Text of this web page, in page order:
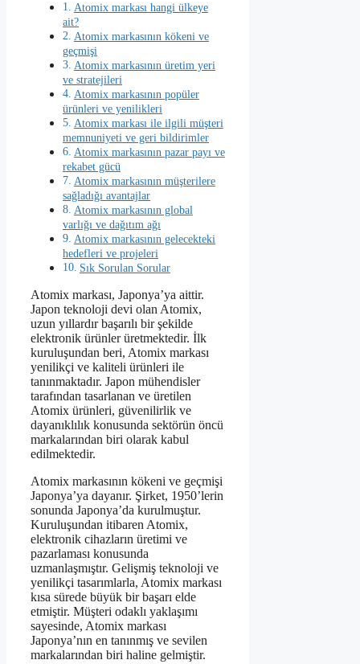
Atomix markası hangi ülkeye
ait?
Atomix markasının kökeni ve
geçmişi
Atomix markasının üretim yeri
ve stratejileri
Atomix markasının popüler
ürünleri ve yenilikleri
Atomix markası ile ilgili müşteri
memnuniyeti ve geri bildirimler
Atomix markasının pazar payı ve
rekabet gücü
Atomix markasının müşterilere
sağladığı avantajlar
Atomix markasının global
varlığı ve dağıtım ağı
Atomix markasının gelecekteki
hedefleri ve projeleri
Sık Sorulan Sorular
Atomix markası, Japonya’ya aittir.
Japon teknoloji devi olan Atomix,
uzun yıllardır başarılı bir şekilde
elektronik ürünler üretmektedir. İlk
kuruluşundan beri, Atomix markası
yenilikçi ve kaliteli ürünleri ile
tanınmaktadır. Japon mühendisler
tarafından tasarlanan ve üretilen
Atomix ürünleri, güvenilirlik ve
dayanıklılık konusunda sektörün öncü
markalarından biri olarak kabul
edilmektedir.
Atomix markasının kökeni ve geçmişi
Japonya’ya dayanır. Şirket, 1950’lerin
sonunda Japonya’da kurulmuştur.
Kuruluşundan itibaren Atomix,
elektronik cihazların üretimi ve
pazarlaması konusunda
uzmanlaşmıştır. Gelişmiş teknoloji ve
yenilikçi tasarımlarla, Atomix markası
kısa sürede büyük bir başarı elde
etmiştir. Müşteri odaklı yaklaşımı
sayesinde, Atomix markası
Japonya’nın en tanınmış ve sevilen
markalarından biri haline gelmiştir.